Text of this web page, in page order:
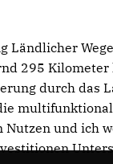
Ländlicher
295 Kilometer
durch das
und ich